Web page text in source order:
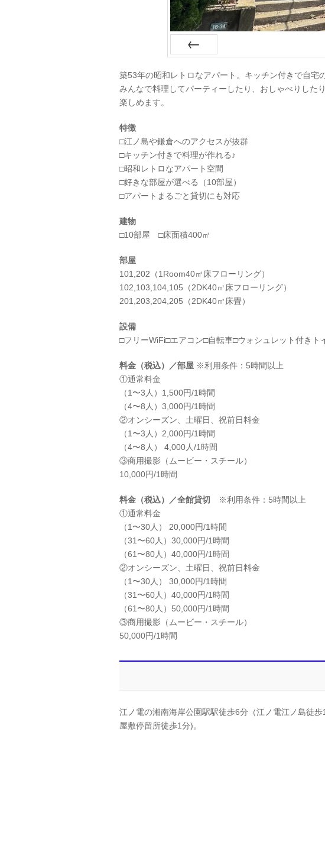
築53年の昭和レトロなアパート。キッチン付きで自宅
みんなで料理してパーティーしたり、おしゃべりした
楽しめます。
特徴
□江ノ島や鎌倉へのアクセスが抜群
□キッチン付きで料理が作れる♪
□昭和レトロなアパート空間
□好きな部屋が選べる（10部屋）
□アパートまるごと貸切にも対応
建物
□10部屋 □床面積400㎡
部屋
101,202（1Room40㎡床フローリング）
102,103,104,105（2DK40㎡床フローリング）
201,203,204,205（2DK40㎡床畳）
設備
□フリーWiFi□エアコン□自転車□ウォシュレット付き
料金（税込）／部屋※利用条件：5時間以上
①通常料金
（1〜3人）1,500円/1時間
（4〜8人）3,000円/1時間
②オンシーズン、土曜日、祝前日料金
（1〜3人）2,000円/1時間
（4〜8人） 4,000人/1時間
③商用撮影（ムービー・スチール）
10,000円/1時間
料金（税込）／全館貸切 ※利用条件：5時間以上
①通常料金
（1〜30人） 20,000円/1時間
（31〜60人）30,000円/1時間
（61〜80人）40,000円/1時間
②オンシーズン、土曜日、祝前日料金
（1〜30人） 30,000円/1時間
（31〜60人）40,000円/1時間
（61〜80人）50,000円/1時間
③商用撮影（ムービー・スチール）
50,000円/1時間
江ノ電の湘南海岸公園駅駅徒歩6分（江ノ電江ノ島徒
屋敷停留所徒歩1分)。